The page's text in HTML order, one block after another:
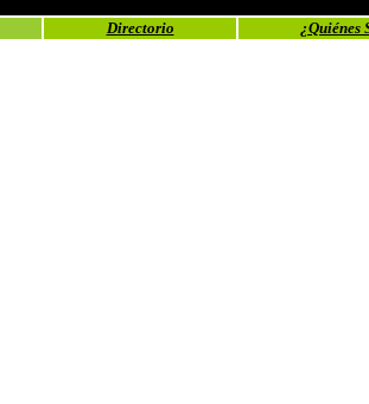
Directorio ¿Quiénes